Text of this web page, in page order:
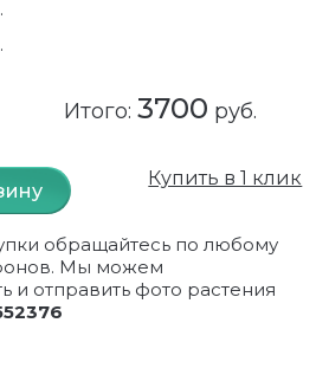
красный
белый
раскидистая
Итого: 3700 руб.
Купить в 1 клик
обращайтесь по любому
Мы можем
и отправить фото растения